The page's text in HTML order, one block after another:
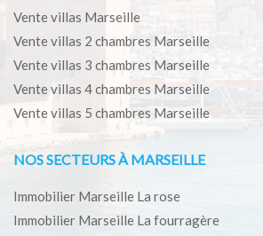
Vente villas Marseille
Vente villas 2 chambres Marseille
Vente villas 3 chambres Marseille
Vente villas 4 chambres Marseille
Vente villas 5 chambres Marseille
NOS SECTEURS À MARSEILLE
Immobilier Marseille La rose
Immobilier Marseille La fourragère